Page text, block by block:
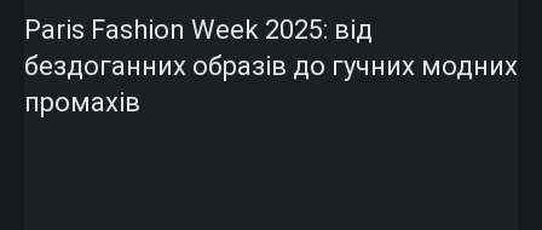
Paris Fashion Week 2025: від
бездоганних образів до гучних модних
промахів